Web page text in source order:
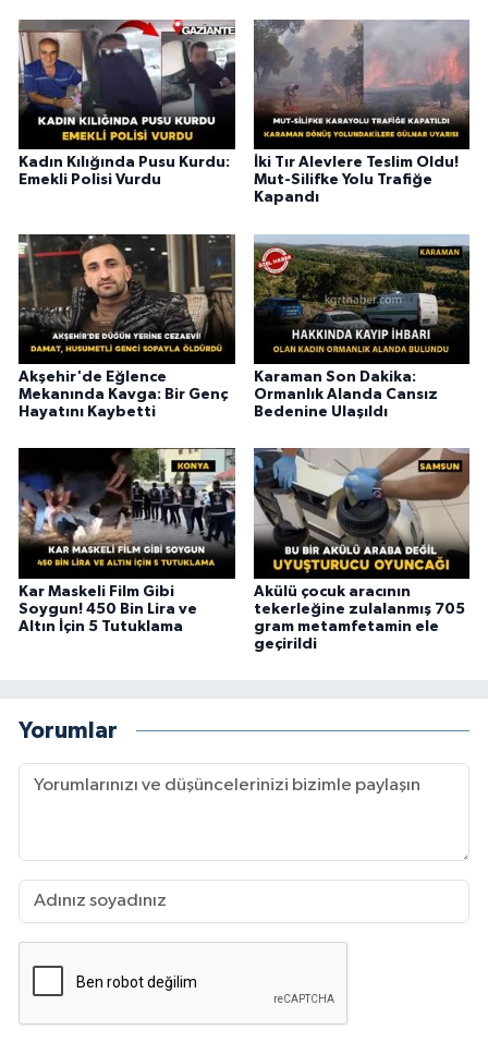
Kadın Kılığında Pusu Kurdu:
Emekli Polisi Vurdu
İki Tır Alevlere Teslim Oldu!
Mut-Silifke Yolu Trafiğe
Kapandı
Akşehir'de Eğlence
Mekanında Kavga: Bir Genç
Hayatını Kaybetti
Karaman Son Dakika:
Ormanlık Alanda Cansız
Bedenine Ulaşıldı
Kar Maskeli Film Gibi
Soygun! 450 Bin Lira ve
Altın İçin 5 Tutuklama
Akülü çocuk aracının
tekerleğine zulalanmış 705
gram metamfetamin ele
geçirildi
Yorumlar